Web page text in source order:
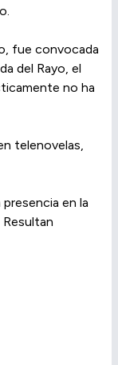
fue convocada
del Rayo, el
no ha
telenovelas,
en la